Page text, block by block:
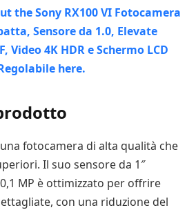
una fotocamera di alta qualità che
Il suo sensore da 1″
MP è ottimizzato per offrire
con una riduzione del